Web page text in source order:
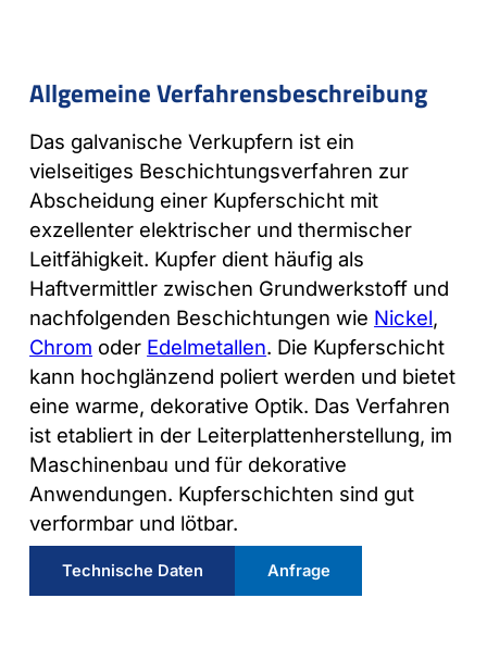
Allgemeine Verfahrensbeschreibung
Das galvanische Verkupfern ist ein
vielseitiges Beschichtungsverfahren zur
Abscheidung einer Kupferschicht mit
exzellenter elektrischer und thermischer
Leitfähigkeit. Kupfer dient häufig als
Haftvermittler zwischen Grundwerkstoff und
nachfolgenden Beschichtungen wie Nickel,
Chrom oder Edelmetallen. Die Kupferschicht
kann hochglänzend poliert werden und bietet
eine warme, dekorative Optik. Das Verfahren
ist etabliert in der Leiterplattenherstellung, im
Maschinenbau und für dekorative
Anwendungen. Kupferschichten sind gut
verformbar und lötbar.
Technische Daten Anfrage